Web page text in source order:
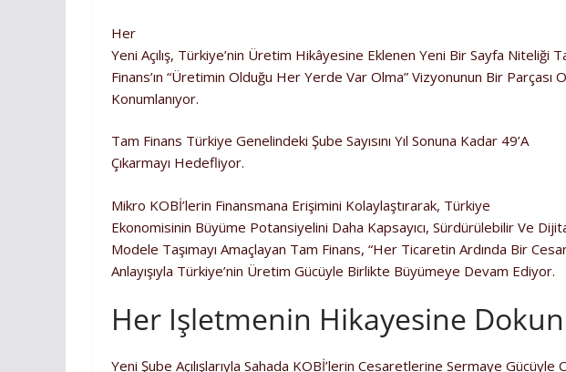
Her
Yeni Açılış, Türkiye’nin Üretim Hikâyesine Eklenen Yeni Bir Sayfa Niteliği
Finans’ın “üretimin Olduğu Her Yerde Var Olma” Vizyonunun Bir Parçası
Konumlanıyor.
Tam Finans Türkiye Genelindeki Şube Sayısını Yıl Sonuna Kadar 49’a
Çıkarmayı Hedefliyor.
Mikro KOBİ’lerin Finansmana Erişimini Kolaylaştırarak, Türkiye
Ekonomisinin Büyüme Potansiyelini Daha Kapsayıcı, Sürdürülebilir Ve
Modele Taşımayı Amaçlayan Tam Finans, “Her Ticaretin Ardında Bir
Anlayışıyla Türkiye’nin Üretim Gücüyle Birlikte Büyümeye Devam Ediyor.
Her Işletmenin Hikayesine
Yeni Şube Açılışlarıyla Sahada KOBİ’lerin Cesaretlerine Sermaye